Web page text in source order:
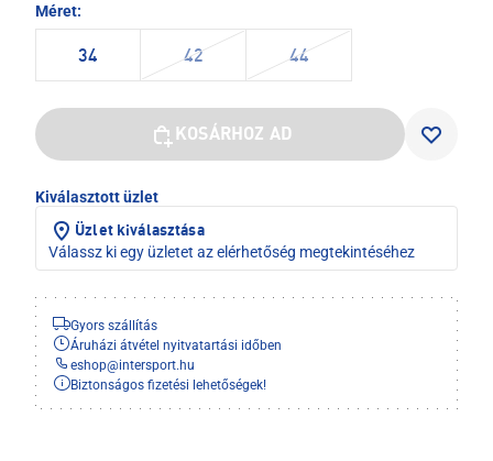
Méret:
34 42 44
KOSÁRHOZ AD
Kiválasztott üzlet
Üzlet kiválasztása
Válassz ki egy üzletet az elérhetőség megtekintéséhez
Gyors szállítás
Áruházi átvétel nyitvatartási időben
eshop@intersport.hu
Biztonságos fizetési lehetőségek!